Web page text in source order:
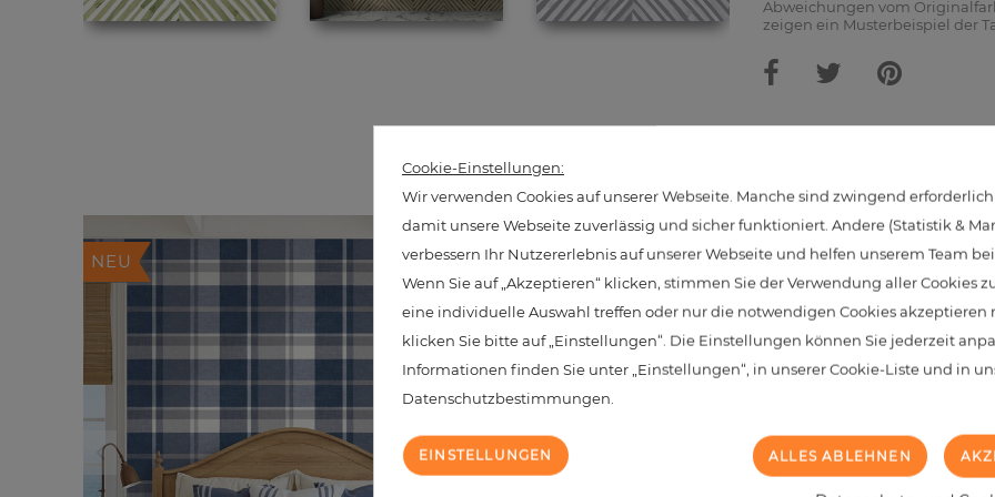
Abweichungen vom
zeigen ein Musterbeispiel der
20 ähnliche Produkte aus dieser
NEU NEU
Cookie-Einstellungen:
Wir verwenden Cookies auf unserer Webseite. Manche sind zwingend
damit unsere Webseite zuverlässig und sicher funktioniert. Andere (Statistik &
verbessern Ihr Nutzererlebnis auf unserer Webseite und helfen unserem Team
Wenn Sie auf „Akzeptieren“ klicken, stimmen Sie der Verwendung aller Cookies
eine individuelle Auswahl treffen oder nur die notwendigen Cookies akzeptieren
klicken Sie bitte auf „Einstellungen“. Die Einstellungen können Sie jederzeit
Informationen finden Sie unter „Einstellungen“, in unserer Cookie-Liste und in
Datenschutzbestimmungen.
ALLES ABLEHNEN
EINSTELLUNGEN